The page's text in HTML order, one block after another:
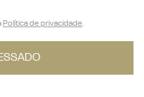
Política de privacidade.